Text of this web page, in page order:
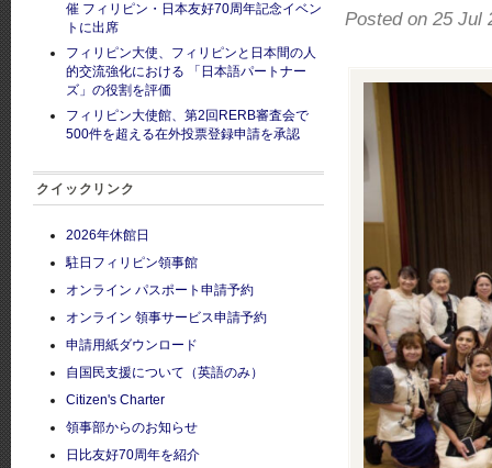
Posted on 25 Jul
催 フィリピン・日本友好70周年記念イベン
トに出席
フィリピン大使、フィリピンと日本間の人
的交流強化における 「日本語パートナー
ズ」の役割を評価
フィリピン大使館、第2回RERB審査会で
500件を超える在外投票登録申請を承認
クイックリンク
2026年休館日
駐日フィリピン領事館
オンライン パスポート申請予約
オンライン 領事サービス申請予約
申請用紙ダウンロード
自国民支援について（英語のみ）
Citizen's Charter
領事部からのお知らせ
日比友好70周年を紹介